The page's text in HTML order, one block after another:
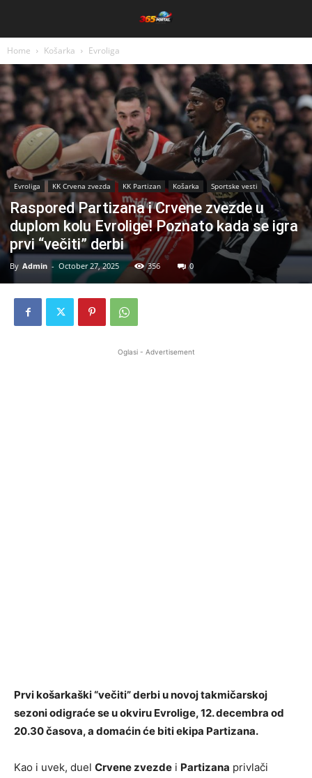
Home Košarka Evroliga
Evroliga KK Crvena zvezda KK Partizan Košarka Sportske vesti
Raspored Partizana i Crvene zvezde u
duplom kolu Evrolige! Poznato kada se igra
prvi “večiti” derbi
By Admin - October 27, 2025 356 0
Oglasi - Advertisement
Prvi košarkaški “večiti” derbi u novoj takmičarskoj
sezoni odigraće se u okviru Evrolige, 12. decembra od
20.30 časova, a domaćin će biti ekipa Partizana.
Kao i uvek, duel Crvene zvezde i Partizana privlači